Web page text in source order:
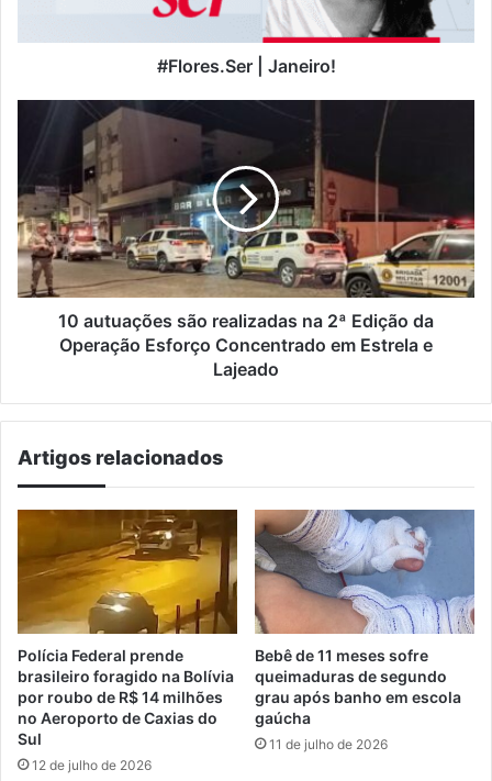
#Flores.Ser | Janeiro!
autuações
realizadas
na
2ª
Edição
da
Operação
Esforço
Concentrado
e
10 autuações são realizadas na 2ª Edição da
Operação Esforço Concentrado em Estrela e
Lajeado
Artigos relacionados
Polícia Federal prende
brasileiro foragido na Bolívia
por roubo de R$ 14 milhões
no Aeroporto de Caxias do
Sul
12 de julho de 2026
Bebê de 11 meses sofre
queimaduras de segundo
grau após banho em escola
gaúcha
11 de julho de 2026